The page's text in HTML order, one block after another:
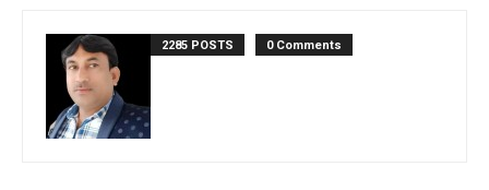
2285 POSTS 0 Comments